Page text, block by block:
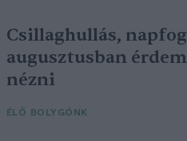
Csillaghullás,
augusztusban
nézni
ÉLŐ BOLYGÓNK